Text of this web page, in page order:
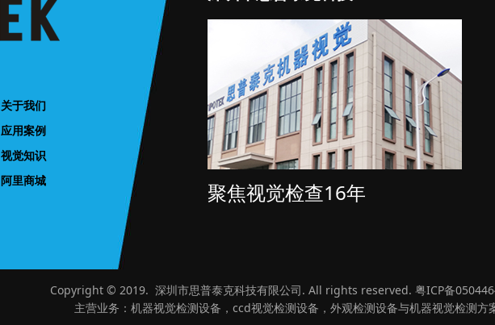
关于我们
应用案例
视觉知识
阿里商城 聚焦视觉检查16年
Copyright © 2019. 深圳市思普泰克科技有限公司. All rights reserved. 粤ICP备
主营业务：机器视觉检测设备 ，ccd视觉检测设备，外观检测设备与机器视觉检测方